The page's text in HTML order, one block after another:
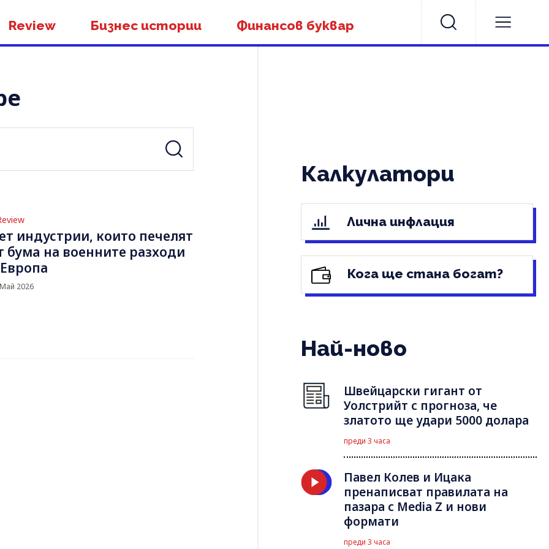
Review Бизнес истории Финансов буквар
индустрии, които печелят
бумa на военните разходи
2026
Калкулатори
Лична инфлация
Кога ще стана богат?
Най-ново
Швейцарски гигант от
Уолстрийт с прогноза, че
златото ще удари 5000 долара
преди 3 часа
Павел Колев и Ицака
пренаписват правилата на
пазара с Media Z и нови
формати
преди 3 часа